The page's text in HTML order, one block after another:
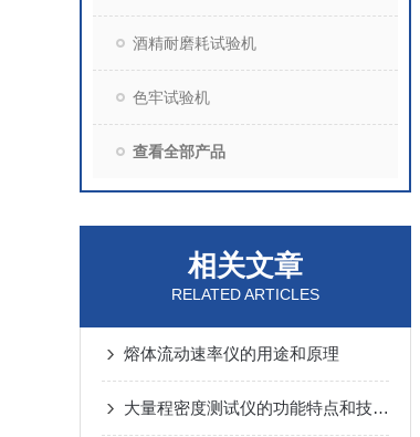
酒精耐磨耗试验机
色牢试验机
查看全部产品
相关文章
RELATED ARTICLES
熔体流动速率仪的用途和原理
大量程密度测试仪的功能特点和技术指标